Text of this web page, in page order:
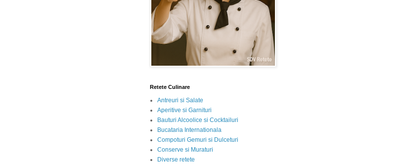
Retete Culinare
Antreuri si Salate
Aperitive si Garnituri
Bauturi Alcoolice si Cocktailuri
Bucataria Internationala
Compoturi Gemuri si Dulceturi
Conserve si Muraturi
Diverse retete